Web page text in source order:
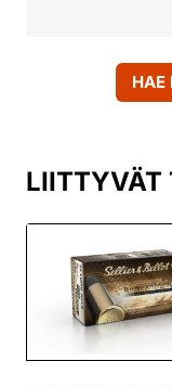
HAE
LIITTYVÄT